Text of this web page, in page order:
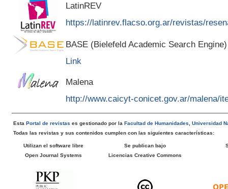
LatinREV
https://latinrev.flacso.org.ar/revistas/
BASE (Bielefeld Academic Search Engine)
Link
Malena
http://www.caicyt-conicet.gov.ar/malena/
EstaPortal de revistas es gestionado por laFacultad de Humanidades,Universidad
Todas las revistas y sus contenidos cumplen con las siguientes características:
Utilizan el software libre
Open Journal Systems
Se publican bajo
Licencias Creative Commons